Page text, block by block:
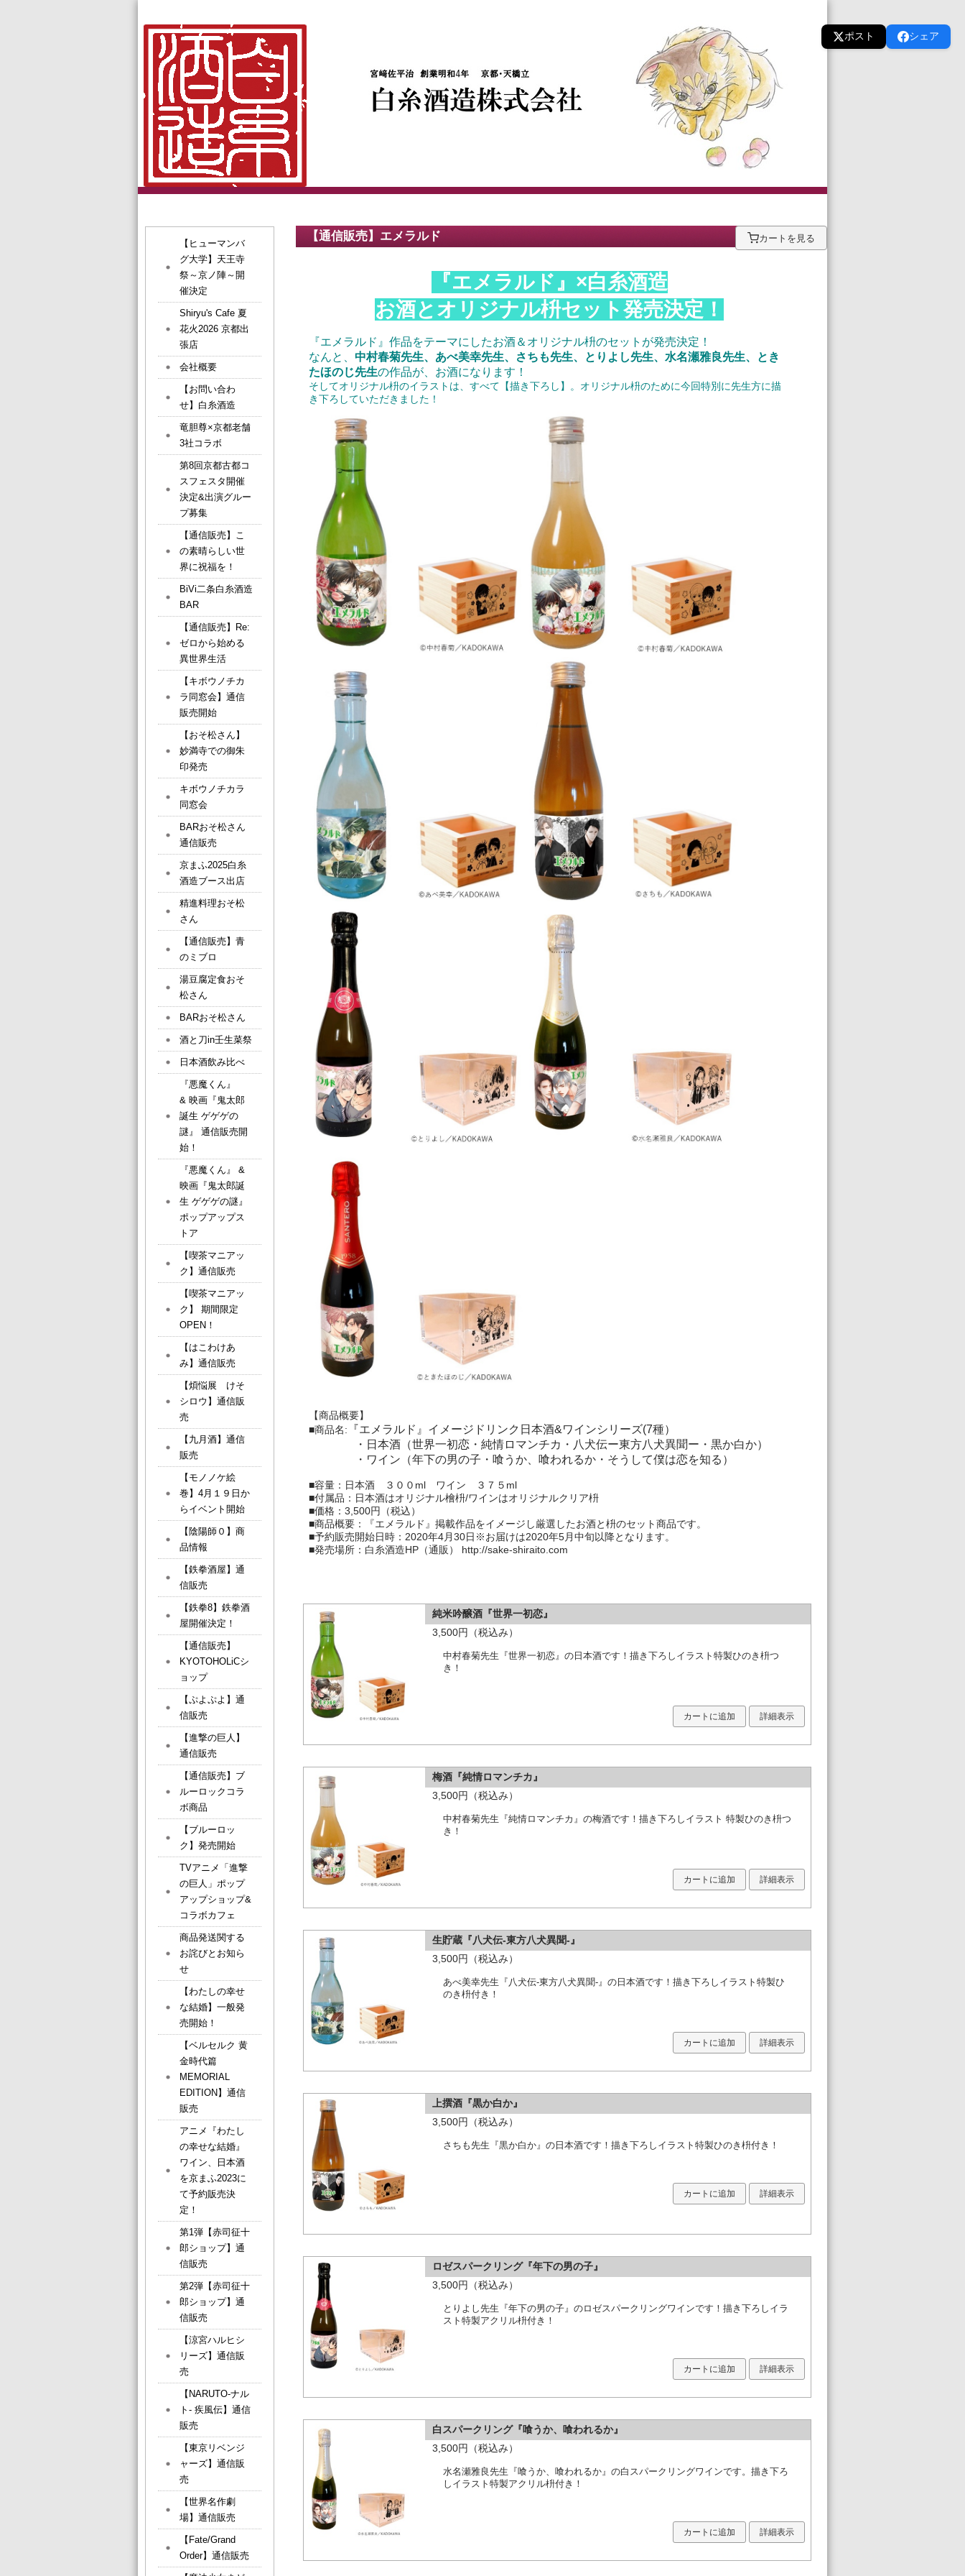
ポスト シェア
【通信販売】エメラルド
『エメラルド』×白糸酒造
お酒とオリジナル枡セット発売決定！
『エメラルド』作品をテーマにしたお酒＆オリジナル枡のセットが発売決定！
なんと、中村春菊先生、あべ美幸先生、さちも先生、とりよし先生、水名瀬雅良先生、とき
たほのじ先生の作品が、お酒になります！
そしてオリジナル枡のイラストは、すべて【描き下ろし】。オリジナル枡のために今回特別に先生方に描
き下ろしていただきました！
【商品概要】
■商品名:
『エメラルド』イメージドリンク日本酒&ワインシリーズ(7種）
・日本酒（世界一初恋・純情ロマンチカ・八犬伝ー東方八犬異聞ー・黒か白か）
・ワイン（年下の男の子・喰うか、喰われるか・そうして僕は恋を知る）
■容量：日本酒 ３００ml ワイン ３７５ml
■付属品：日本酒はオリジナル檜枡/ワインはオリジナルクリア枡
■価格：3,500円（税込）
■商品概要：『エメラルド』掲載作品をイメージし厳選したお酒と枡のセット商品です。
■予約販売開始日時：2020年4月30日※お届けは2020年5月中旬以降となります。
■発売場所：白糸酒造HP（通販） http://sake-shiraito.com
カートを見る
純米吟醸酒『世界一初恋』
3,500円（税込み）
中村春菊先生『世界一初恋』の日本酒です！描き下ろしイラスト特製ひのき枡つ
き！
カートに追加 詳細表示
梅酒『純情ロマンチカ』
3,500円（税込み）
中村春菊先生『純情ロマンチカ』の梅酒です！描き下ろしイラスト 特製ひのき枡つ
き！
カートに追加 詳細表示
生貯蔵『八犬伝-東方八犬異聞-』
3,500円（税込み）
あべ美幸先生『八犬伝-東方八犬異聞-』の日本酒です！描き下ろしイラスト特製ひ
のき枡付き！
カートに追加 詳細表示
上撰酒『黒か白か』
3,500円（税込み）
さちも先生『黒か白か』の日本酒です！描き下ろしイラスト特製ひのき枡付き！
カートに追加 詳細表示
ロゼスパークリング『年下の男の子』
3,500円（税込み）
とりよし先生『年下の男の子』のロゼスパークリングワインです！描き下ろしイラ
スト特製アクリル枡付き！
カートに追加 詳細表示
白スパークリング『喰うか、喰われるか』
3,500円（税込み）
水名瀬雅良先生『喰うか、喰われるか』の白スパークリングワインです。描き下ろ
しイラスト特製アクリル枡付き！
カートに追加 詳細表示
【ヒューマンバ
グ大学】天王寺
祭～京ノ陣～開
催決定
Shiryu's Cafe 夏
花火2026 京都出
張店
会社概要
【お問い合わ
せ】白糸酒造
竜胆尊×京都老舗
3社コラボ
第8回京都古都コ
スフェスタ開催
決定&出演グルー
プ募集
【通信販売】こ
の素晴らしい世
界に祝福を！
BiVi二条白糸酒造
BAR
【通信販売】Re:
ゼロから始める
異世界生活
【キボウノチカ
ラ同窓会】通信
販売開始
【おそ松さん】
妙満寺での御朱
印発売
キボウノチカラ
同窓会
BARおそ松さん
通信販売
京まふ2025白糸
酒造ブース出店
精進料理おそ松
さん
【通信販売】青
のミブロ
湯豆腐定食おそ
松さん
BARおそ松さん
酒と刀in壬生菜祭
日本酒飲み比べ
『悪魔くん』
& 映画『鬼太郎
誕生 ゲゲゲの
謎』 通信販売開
始！
『悪魔くん』 &
映画『鬼太郎誕
生 ゲゲゲの謎』
ポップアップス
トア
【喫茶マニアッ
ク】通信販売
【喫茶マニアッ
ク】 期間限定
OPEN！
【はこわけあ
み】通信販売
【煩悩展 けそ
シロウ】通信販
売
【九月酒】通信
販売
【モノノケ絵
巻】4月１９日か
らイベント開始
【陰陽師０】商
品情報
【鉄拳酒屋】通
信販売
【鉄拳8】鉄拳酒
屋開催決定！
【通信販売】
KYOTOHOLiCシ
ョップ
【ぷよぷよ】通
信販売
【進撃の巨人】
通信販売
【通信販売】ブ
ルーロックコラ
ボ商品
【ブルーロッ
ク】発売開始
TVアニメ「進撃
の巨人」ポップ
アップショップ&
コラボカフェ
商品発送関する
お詫びとお知ら
せ
【わたしの幸せ
な結婚】一般発
売開始！
【ベルセルク 黄
金時代篇
MEMORIAL
EDITION】通信
販売
アニメ『わたし
の幸せな結婚』
ワイン、日本酒
を京まふ2023に
て予約販売決
定！
第1弾【赤司征十
郎ショップ】通
信販売
第2弾【赤司征十
郎ショップ】通
信販売
【涼宮ハルヒシ
リーズ】通信販
売
【NARUTO-ナル
ト- 疾風伝】通信
販売
【東京リベンジ
ャーズ】通信販
売
【世界名作劇
場】通信販売
【Fate/Grand
Order】通信販売